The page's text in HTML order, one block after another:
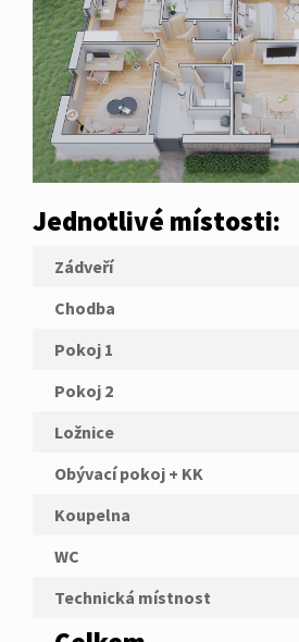
Jednotlivé místosti:
Zádveří
Chodba
Pokoj 1
Pokoj 2
Ložnice
Obývací pokoj + KK
Koupelna
WC
Technická místnost